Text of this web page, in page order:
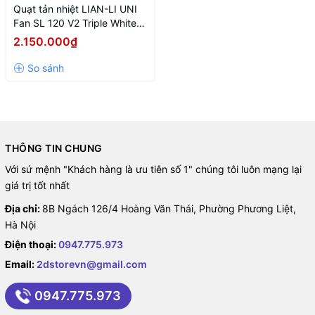
Fan Case LIAN-LI UNI FAN SL
120 V2 Triple White
Mô-đun cáp được thiết kế để cắm và nằm ngang với khung quạt,
khoảng trống với phụ kiện bộ tản nhiệt.
Quạt tản nhiệt LIAN-LI UNI
Fan SL 120 V2 Triple White
(LED ARGB - Fan ghép nối
không dây ,điều tốc PWM)
2.150.000₫
THÔNG TIN CHUNG
Với sứ mệnh "Khách hàng là ưu tiên số 1" chúng tôi luôn mạng lại
giá trị tốt nhất
Địa chỉ: 8B Ngách 126/4 Hoàng Văn Thái, Phường Phương Liệt,
Hà Nội
Điện thoại:0947.775.973
Email: 2dstorevn@gmail.com
0947.775.973